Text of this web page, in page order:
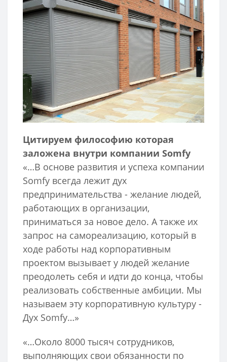
Цитируем философию которая
заложена внутри компании Somfy
«…В основе развития и успеха компании
Somfy всегда лежит дух
предпринимательства - желание людей,
работающих в организации,
приниматься за новое дело. А также их
запрос на самореализацию, который в
ходе работы над корпоративным
проектом вызывает у людей желание
преодолеть себя и идти до конца, чтобы
реализовать собственные амбиции. Мы
называем эту корпоративную культуру -
Дух Somfy…»
«…Около 8000 тысяч сотрудников,
выполняющих свои обязанности по